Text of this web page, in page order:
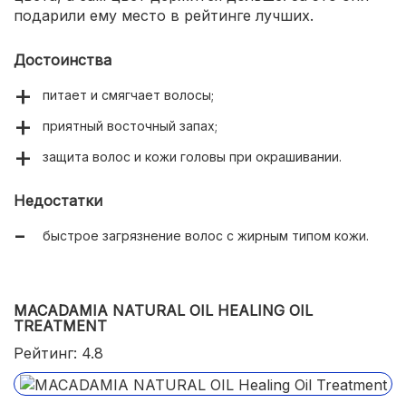
подарили ему место в рейтинге лучших.
Достоинства
питает и смягчает волосы;
приятный восточный запах;
защита волос и кожи головы при окрашивании.
Недостатки
быстрое загрязнение волос с жирным типом кожи.
MACADAMIA NATURAL OIL HEALING OIL
TREATMENT
Рейтинг: 4.8